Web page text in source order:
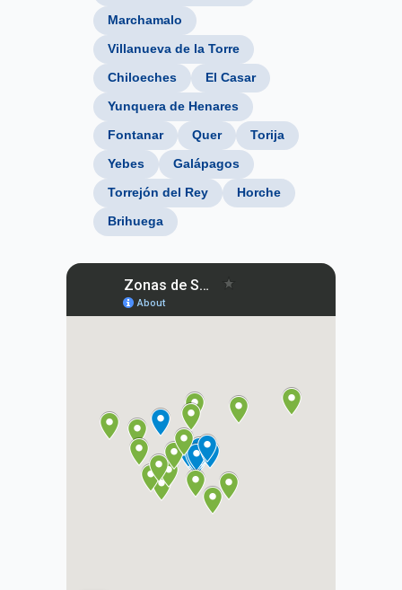
Marchamalo
Villanueva de la Torre
Chiloeches El Casar
Yunquera de Henares
Fontanar Quer Torija
Yebes Galápagos
Torrejón del Rey Horche
Brihuega